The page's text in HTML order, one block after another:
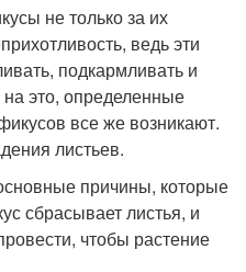
не только за их
ведь эти
подкармливать и
это, определенные
все же возникают.
листьев.
причины, которые
сбрасывает листья, и
чтобы растение